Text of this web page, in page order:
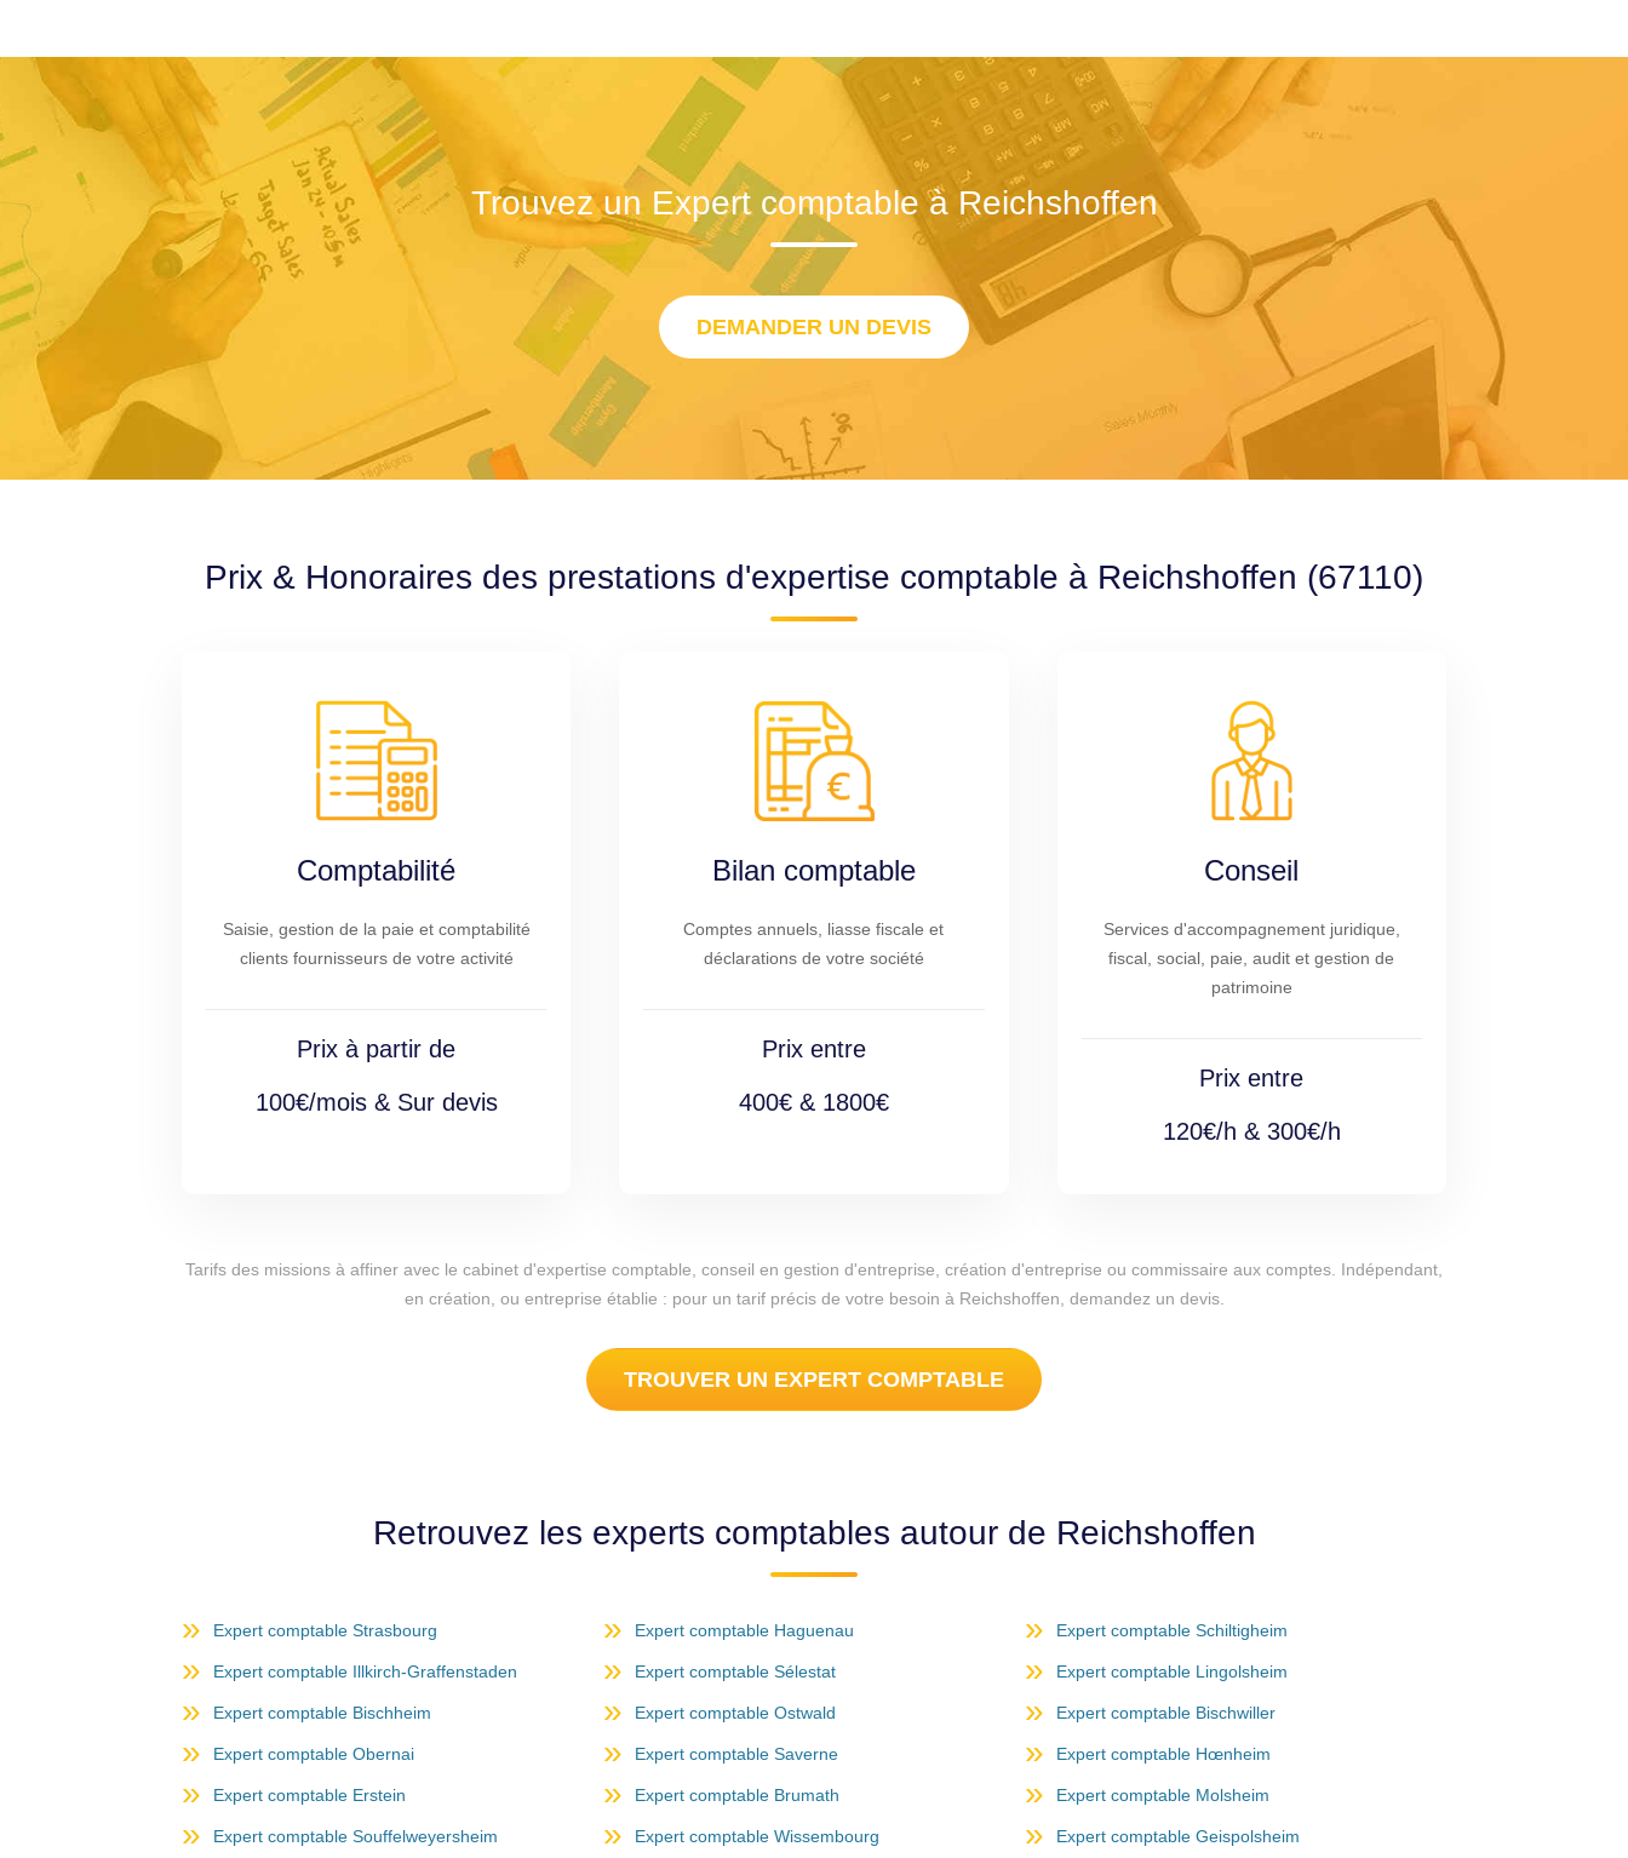
Trouvez un Expert comptable à Reichshoffen
DEMANDER UN DEVIS
Prix & Honoraires des prestations d'expertise comptable à Reichshoffen (67110)
Comptabilité
Saisie, gestion de la paie et comptabilité
clients fournisseurs de votre activité
Prix à partir de
100€/mois & Sur devis
Bilan comptable
Comptes annuels, liasse fiscale et
déclarations de votre société
Prix entre
400€ & 1800€
Conseil
Services d'accompagnement juridique,
fiscal, social, paie, audit et gestion de
patrimoine
Prix entre
120€/h & 300€/h
Tarifs des missions à affiner avec le cabinet d'expertise comptable, conseil en gestion d'entreprise, création d'entreprise ou commissaire aux comptes. Indépendant,
en création, ou entreprise établie : pour un tarif précis de votre besoin à Reichshoffen, demandez un devis.
TROUVER UN EXPERT COMPTABLE
Retrouvez les experts comptables autour de Reichshoffen
Expert comptable Strasbourg Expert comptable Haguenau Expert comptable Schiltigheim
Expert comptable Illkirch-Graffenstaden Expert comptable Sélestat Expert comptable Lingolsheim
Expert comptable Bischheim Expert comptable Ostwald Expert comptable Bischwiller
Expert comptable Obernai Expert comptable Saverne Expert comptable Hœnheim
Expert comptable Erstein Expert comptable Brumath Expert comptable Molsheim
Expert comptable Souffelweyersheim Expert comptable Wissembourg Expert comptable Geispolsheim